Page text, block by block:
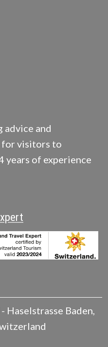
and
for visitors to
years of experience
- Haselstrasse Baden,